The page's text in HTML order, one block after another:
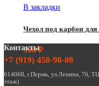
В закладки
Чехол под карбон
300₽
Контакты
+7 (919) 450-98-08
614068, г.Пермь, ул.Ленина, 76,
этаж)